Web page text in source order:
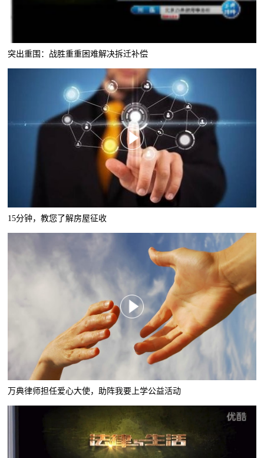
突出重围：战胜重重困难解决拆迁补偿
15分钟，教您了解房屋征收
万典律师担任爱心大使，助阵我要上学公益活动